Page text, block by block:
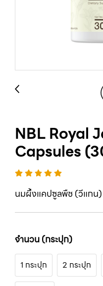
NBL Royal
Capsules
นมผึ้งแคปซูลพืช (วีแกน
จำนวน (กระปุก)
1 กระปุก 2 กระปุก